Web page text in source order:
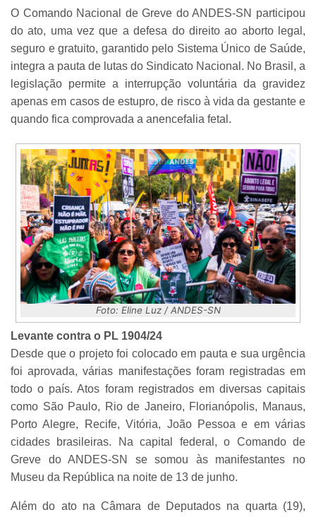
O Comando Nacional de Greve do ANDES-SN participou
do ato, uma vez que a defesa do direito ao aborto legal,
seguro e gratuito, garantido pelo Sistema Único de Saúde,
integra a pauta de lutas do Sindicato Nacional. No Brasil, a
legislação permite a interrupção voluntária da gravidez
apenas em casos de estupro, de risco à vida da gestante e
quando fica comprovada a anencefalia fetal.
Foto: Eline Luz / ANDES-SN
Levante contra o PL 1904/24
Desde que o projeto foi colocado em pauta e sua urgência
foi aprovada, várias manifestações foram registradas em
todo o país. Atos foram registrados em diversas capitais
como São Paulo, Rio de Janeiro, Florianópolis, Manaus,
Porto Alegre, Recife, Vitória, João Pessoa e em várias
cidades brasileiras. Na capital federal, o Comando de
Greve do ANDES-SN se somou às manifestantes no
Museu da República na noite de 13 de junho.
Além do ato na Câmara de Deputados na quarta (19),